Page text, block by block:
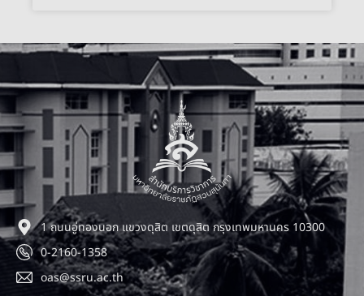
1 ถนนอู่ทองนอก แขวงดุสิต เขตดุสิต กรุงเทพมหานคร 10300
0-2160-1358
oas@ssru.ac.th